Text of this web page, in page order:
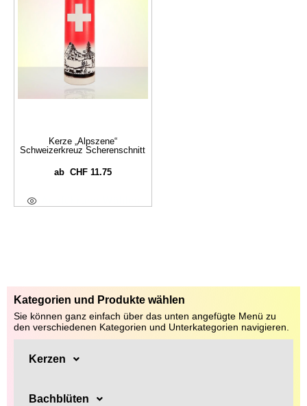
Kerze „Alpszene“
Schweizerkreuz Scherenschnitt
ab CHF11.75
Kategorien und Produkte wählen
Sie können ganz einfach über das unten angefügte Menü zu
den verschiedenen Kategorien und Unterkategorien navigieren.
Kerzen
Bachblüten